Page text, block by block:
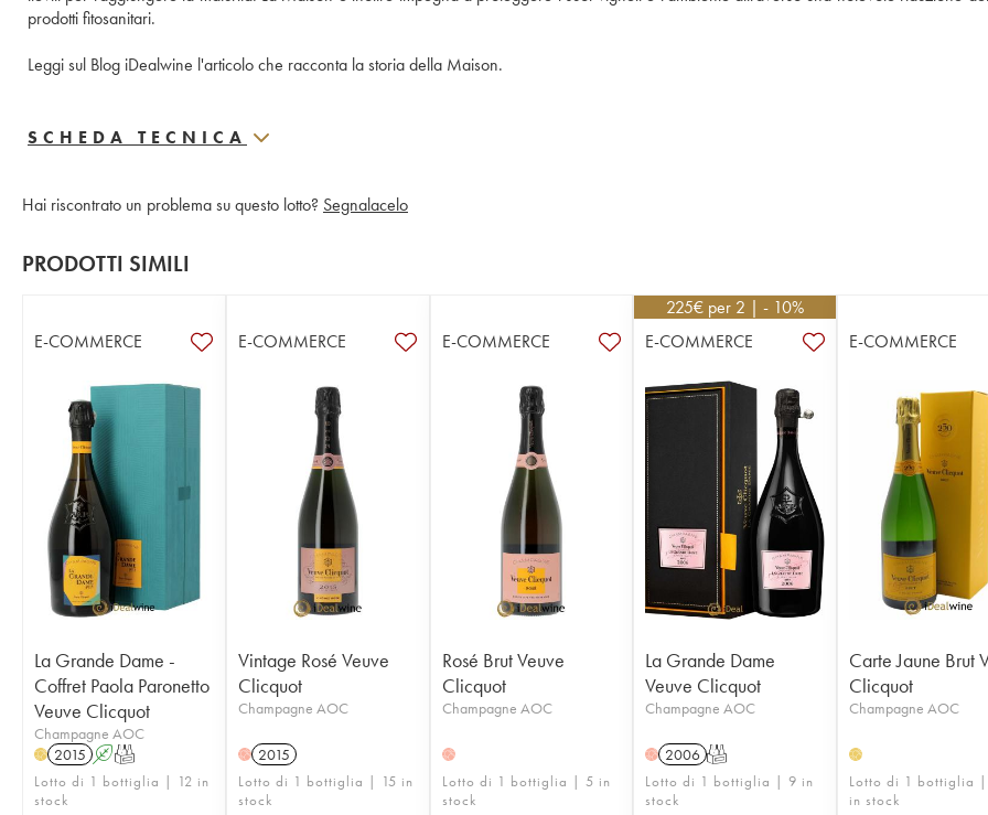
prodotti fitosanitari.
Leggi sul Blog iDealwine l'articolo che racconta la storia della Maison.
SCHEDA TECNICA
Hai riscontrato un problema su questo lotto? Segnalacelo
PRODOTTI SIMILI
E-COMMERCE
La Grande Dame -
Coffret Paola Paronetto
Veuve Clicquot
Champagne AOC
H 2015 AT
Lotto di 1 bottiglia | 12 in
stock
E-COMMERCE
Vintage Rosé Veuve
Clicquot
Champagne AOC
H 2015
Lotto di 1 bottiglia | 15 in
stock
E-COMMERCE
Rosé Brut Veuve
Clicquot
Champagne AOC
H
Lotto di 1 bottiglia | 5 in
stock
225€ per 2 | - 10%
E-COMMERCE
La Grande Dame
Veuve Clicquot
Champagne AOC
H 2006 T
Lotto di 1 bottiglia | 9 in
stock
E-COMMERCE
Carte Jaune Brut
Clicquot
Champagne AOC
H
Lotto di 1 bottiglia
in stock